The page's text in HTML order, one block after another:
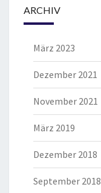
ARCHIV
März 2023
Dezember 2021
November 2021
März 2019
Dezember 2018
September 2018